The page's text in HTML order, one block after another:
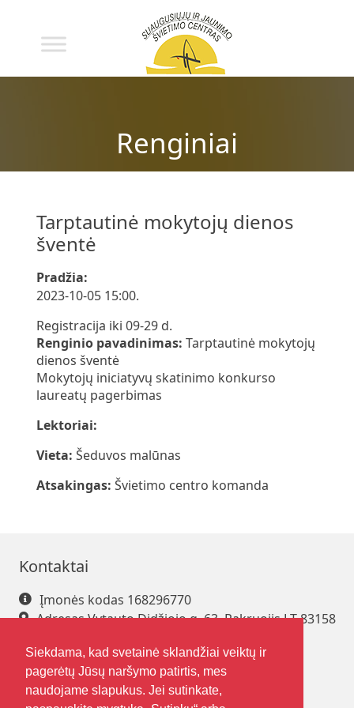
Renginiai
Tarptautinė mokytojų dienos
šventė
Pradžia:
2023-10-05 15:00.
Registracija iki 09-29 d.
Renginio pavadinimas: Tarptautinė mokytojų
dienos šventė
Mokytojų iniciatyvų skatinimo konkurso
laureatų pagerbimas
Lektoriai:
Vieta: Šeduvos malūnas
Atsakingas: Švietimo centro komanda
Kontaktai
Įmonės kodas 168296770
Adresas Vytauto Didžiojo g. 63, Pakruojis LT-83158
El. paštaspakrsjc@gmail.com
Siekdama, kad svetainė sklandžiai veiktų ir
pagerėtų Jūsų naršymo patirtis, mes
naudojame slapukus. Jei sutinkate,